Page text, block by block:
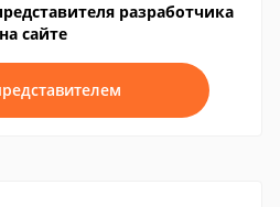
разработчика
на сайте